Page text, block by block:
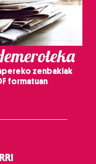
zenbakiak
formatuan